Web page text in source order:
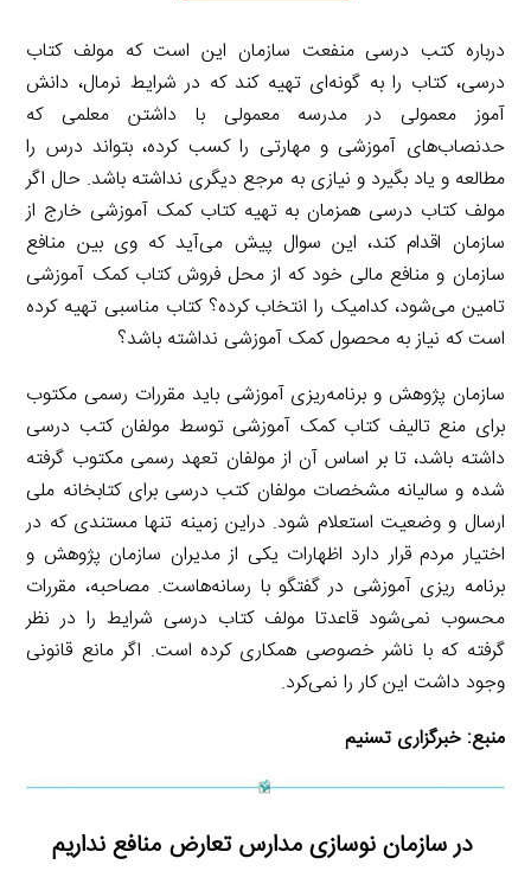
درباره کتب درسی منفعت سازمان این است که مولف کتاب
درسی، کتاب را به گونه‌ای تهیه کند که در شرایط نرمال، دانش
آموز معمولی در مدرسه معمولی با داشتن معلمی که
حدنصاب‌های آموزشی و مهارتی را کسب کرده، بتواند درس را
مطالعه و یاد بگیرد و نیازی به مرجع دیگری نداشته باشد. حال اگر
مولف کتاب درسی همزمان به تهیه کتاب کمک آموزشی خارج از
سازمان اقدام کند، این سوال پیش می‌آید که وی بین منافع
سازمان و منافع مالی خود که از محل فروش کتاب کمک آموزشی
تامین می‌شود، کدامیک را انتخاب کرده؟ کتاب مناسبی تهیه کرده
است که نیاز به محصول کمک آموزشی نداشته باشد؟
سازمان پژوهش و برنامه‌ریزی آموزشی باید مقررات رسمی مکتوب
برای منع تالیف کتاب کمک آموزشی توسط مولفان کتب درسی
داشته باشد، تا بر اساس آن از مولفان تعهد رسمی مکتوب گرفته
شده و سالیانه مشخصات مولفان کتب درسی برای کتابخانه ملی
ارسال و وضعیت استعلام شود. دراین زمینه تنها مستندی که در
اختیار مردم قرار دارد اظهارات یکی از مدیران سازمان پژوهش و
برنامه ریزی آموزشی در گفتگو با رسانه‌هاست. مصاحبه، مقررات
محسوب نمی‌شود قاعدتا مولف کتاب درسی شرایط را در نظر
گرفته که با ناشر خصوصی همکاری کرده است. اگر مانع قانونی
وجود داشت این کار را نمی‌کرد.
منبع: خبرگزاری تسنیم
در سازمان نوسازی مدارس تعارض منافع نداریم